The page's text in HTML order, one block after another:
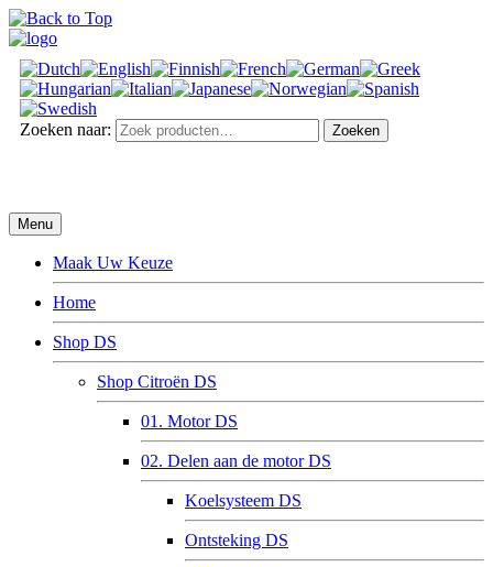
Zoeken naar: Zoeken
Menu
Maak Uw Keuze
Home
Shop DS
Shop Citroën DS
01. Motor DS
02. Delen aan de motor DS
Koelsysteem DS
Ontsteking DS